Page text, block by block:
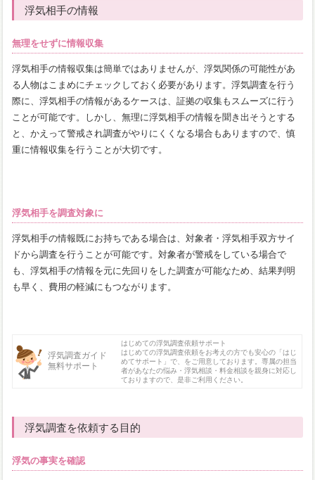
浮気相手の情報
無理をせずに情報収集
浮気相手の情報収集は簡単ではありませんが、浮気関係の可能性があ
る人物はこまめにチェックしておく必要があります。浮気調査を行う
際に、浮気相手の情報があるケースは、証拠の収集もスムーズに行う
ことが可能です。しかし、無理に浮気相手の情報を聞き出そうとする
と、かえって警戒され調査がやりにくくなる場合もありますので、慎
重に情報収集を行うことが大切です。
浮気相手を調査対象に
浮気相手の情報既にお持ちである場合は、対象者・浮気相手双方サイ
ドから調査を行うことが可能です。対象者が警戒をしている場合で
も、浮気相手の情報を元に先回りをした調査が可能なため、結果判明
も早く、費用の軽減にもつながります。
浮気調査ガイド
無料サポート
はじめての浮気調査依頼サポート
はじめての浮気調査依頼をお考えの方でも安心の「はじ
めてサポート」で、をご用意しております。専属の担当
者があなたの悩み・浮気相談・料金相談を親身に対応し
ておりますので、是非ご利用ください。
浮気調査を依頼する目的
浮気の事実を確認